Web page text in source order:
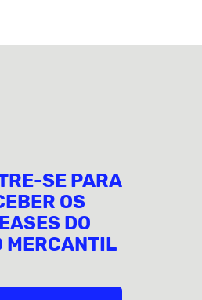
SE PARA
OS
DO
MERCANTIL